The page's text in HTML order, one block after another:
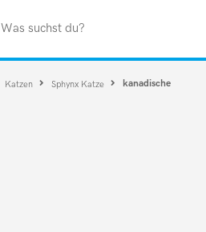
Was suchst du?
Katzen Sphynx Katze
kanadische